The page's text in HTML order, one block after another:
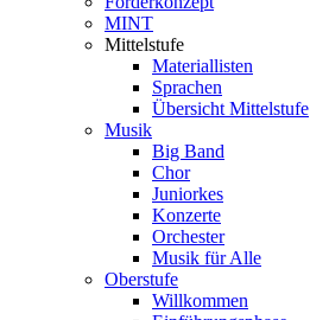
MINT
Mittelstufe
Materiallisten
Sprachen
Übersicht Mittelstufe
Musik
Big Band
Chor
Juniorkes
Konzerte
Orchester
Musik für Alle
Oberstufe
Willkommen